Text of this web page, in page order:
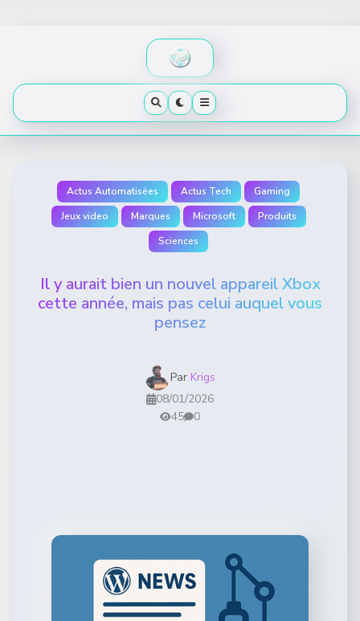
Actus Automatisées Actus Tech
Gaming
Jeux video
Marques Microsoft
Produits
Sciences
Il y aurait bien un nouvel appareil Xbox
cette année, mais pas celui auquel vous
pensez
Par Krigs
08/01/2026
45
0